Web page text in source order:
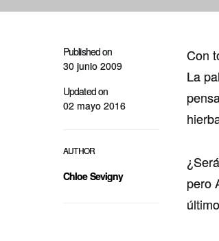
Published on
30 junio 2009
Updated on
02 mayo 2016
AUTHOR
Chloe Sevigny
Con
La
pero